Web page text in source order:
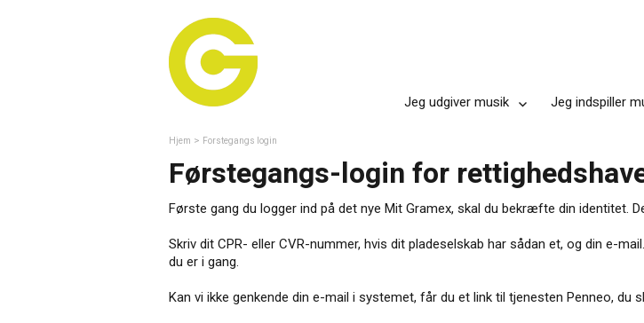
Jeg udgiver musik
Jeg indspiller
Hjem > Forstegangs login
Førstegangs-login for
Første gang du logger ind på det nye Mit Gramex, skal du bekræfte din identitet.
Skriv dit CPR- eller CVR-nummer, hvis dit pladeselskab har sådan et, og din e-
du er i gang.
Kan vi ikke genkende din e-mail i systemet, får du et link til tjenesten Penneo, du